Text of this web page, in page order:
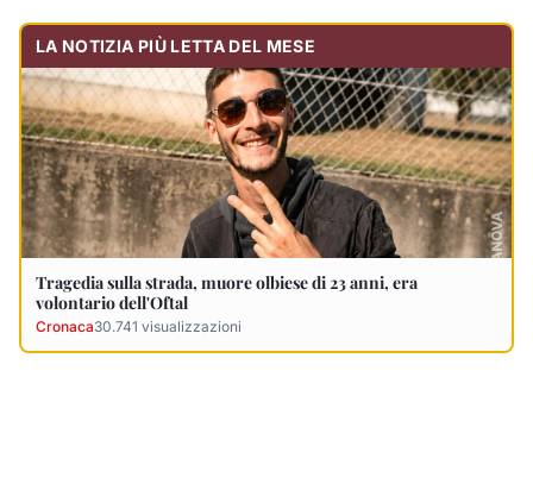
LA NOTIZIA PIÙ LETTA DEL MESE
Tragedia sulla strada, muore olbiese di 23 anni, era
volontario dell'Oftal
Cronaca30.741 visualizzazioni